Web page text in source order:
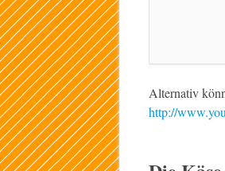
Alternativ
http://